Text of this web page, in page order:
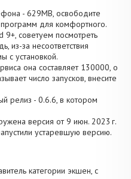
- 629MB, освободите
для комфортного.
9+, советуем посмотреть
из-за несоответствия
с установкой.
она составляет 130000, о
число запусков, внесите
релиз - 0.6.6, в котором
версия от 9 июн. 2023 г.
устаревшую версию.
категории экшен, с